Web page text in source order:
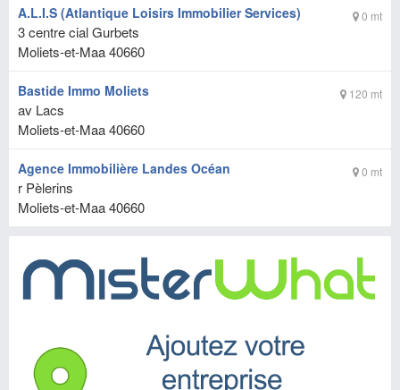
0 mt
A.L.I.S (Atlantique Loisirs Immobilier Services)
3 centre cial Gurbets
Moliets-et-Maa40660
120 mt
Bastide Immo Moliets
av Lacs
Moliets-et-Maa40660
0 mt
Agence Immobilière Landes Océan
r Pèlerins
Moliets-et-Maa40660